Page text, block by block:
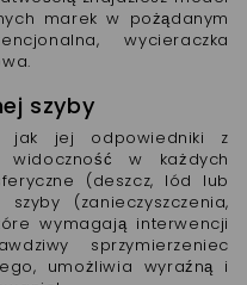
marek w pożądanym
wycieraczka
szyby
jak jej odpowiedniki z
widoczność w każdych
(deszcz, lód lub
(zanieczyszczenia,
wymagają interwencji
sprzymierzeniec
umożliwia wyraźną i